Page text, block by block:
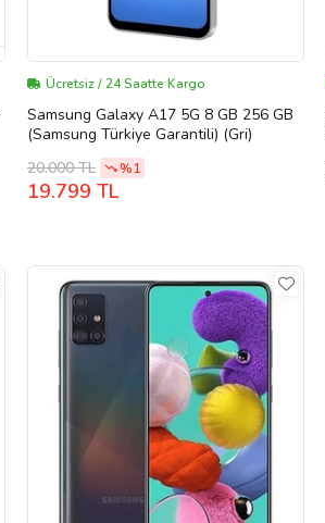
Ücretsiz / 24 Saatte Kargo
Samsung Galaxy A17 5G 8 GB 256 GB
(Samsung Türkiye Garantili) (Gri)
20.000 TL
%1
19.799 TL